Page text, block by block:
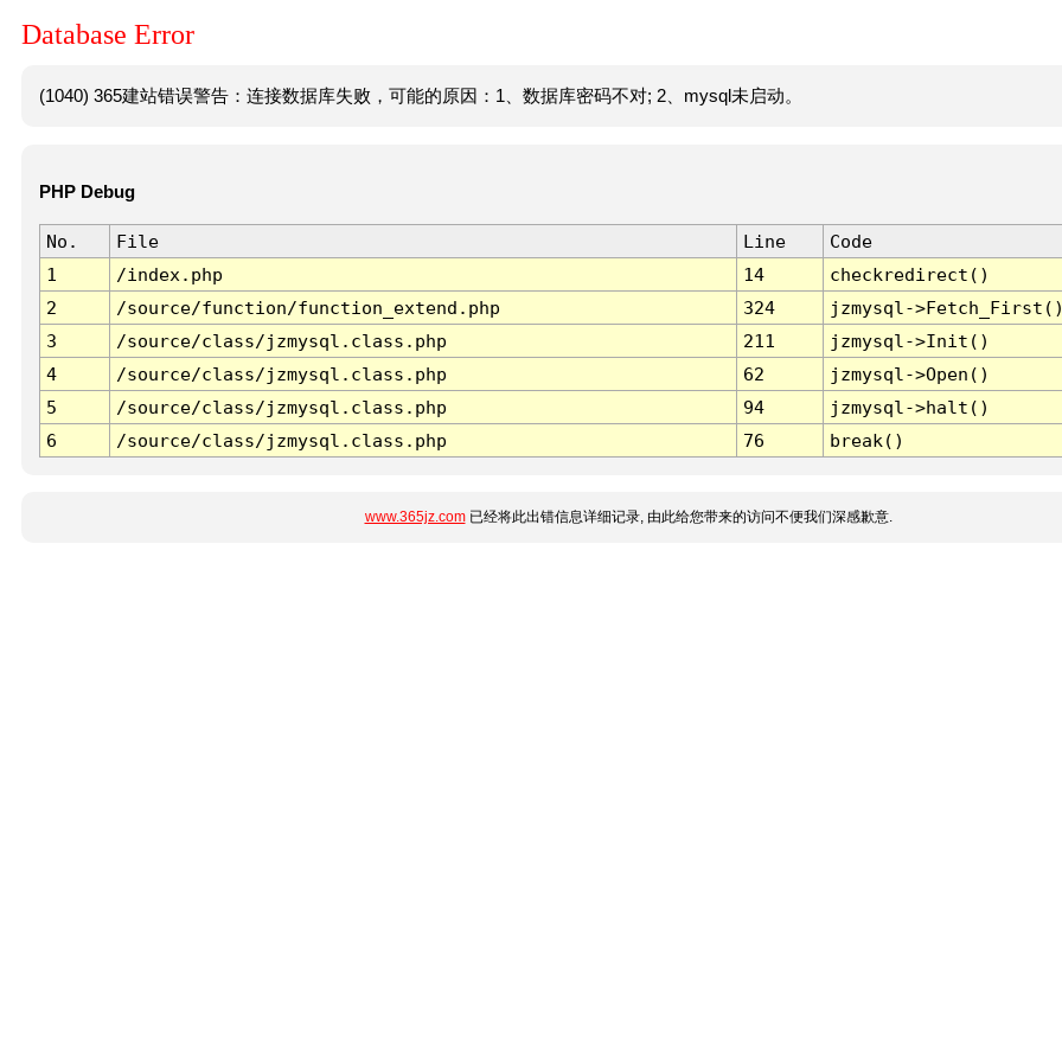
Database Error
(1040) 365建站错误警告：连接数据库失败，可能的原因：1、数据库密码不对; 2、mysql未启动。
PHP Debug
No. File Line
Code
1
/index.php 14
checkredirect()
2
/source/function/function_extend.php 324
jzmysql-
3
/source/class/jzmysql.class.php 211
jzmysql->Init()
4
/source/class/jzmysql.class.php 62
jzmysql->Open()
5
/source/class/jzmysql.class.php 94
jzmysql->halt()
6
/source/class/jzmysql.class.php 76 break()
www.365jz.com已经将此出错信息详细记录, 由此给您带来的访问不便我们深感歉意.